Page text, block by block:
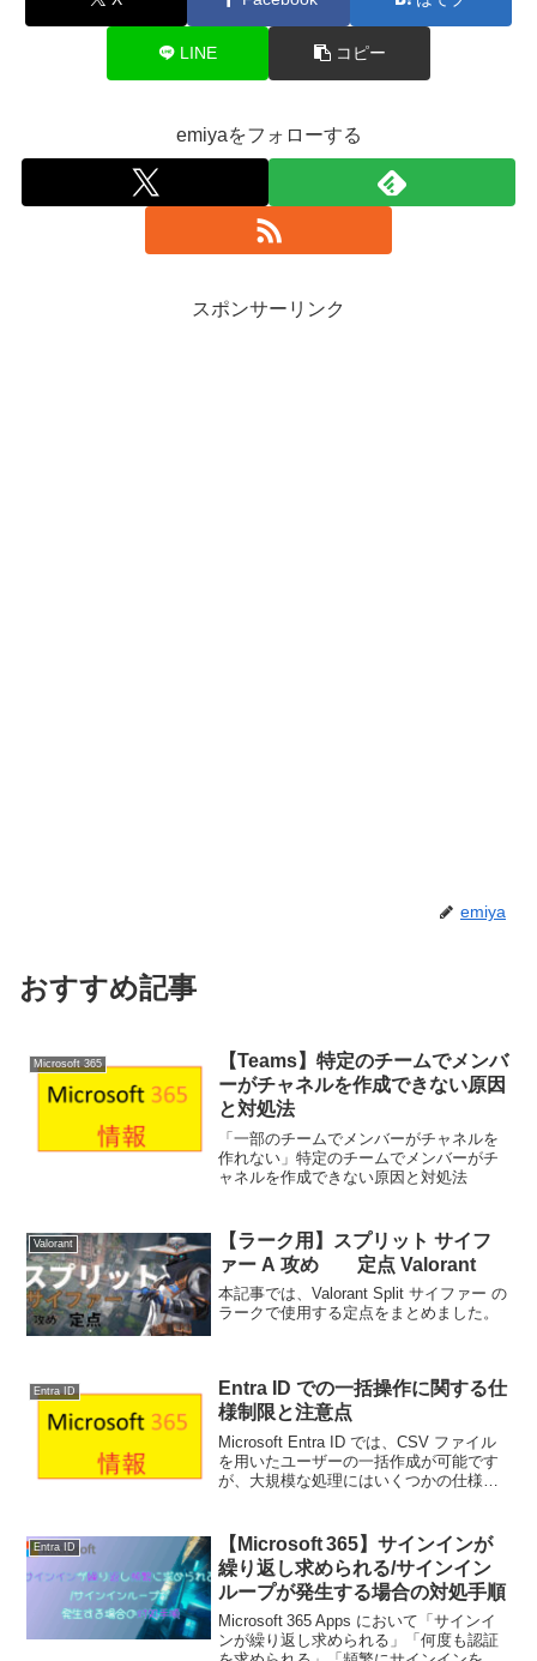
LINE コピー
emiyaをフォローする
スポンサーリンク
emiya
おすすめ記事
Microsoft 365
【Teams】特定のチームでメンバ
ーがチャネルを作成できない原因
と対処法
「一部のチームでメンバーがチャネルを
作れない」特定のチームでメンバーがチ
ャネルを作成できない原因と対処法
Valorant
【ラーク用】スプリット サイフ
ァー A 攻め 定点 Valorant
本記事では、Valorant Split サイファー の
ラークで使用する定点をまとめました。
Entra ID
Entra ID での一括操作に関する仕
様制限と注意点
Microsoft Entra ID では、CSV ファイル
を用いたユーザーの一括作成が可能です
が、大規模な処理にはいくつかの仕様制
Entra ID
【Microsoft 365】サインインが
繰り返し求められる/サインイン
ループが発生する場合の対処手順
Microsoft 365 Apps において「サインイ
ンが繰り返し求められる」「何度も認証